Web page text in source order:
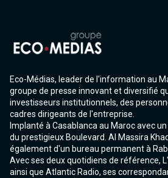
Eco-Médias, leader de l'information au
groupe de presse innovant et diversifié
investisseurs institutionnels, des
cadres dirigeants de l'entreprise.
Implanté à Casablanca au Maroc avec
du prestigieux Boulevard. Al Massira
également d'un bureau permanent à
Avec ses deux quotidiens de référence,
ainsi que Atlantic Radio, ses